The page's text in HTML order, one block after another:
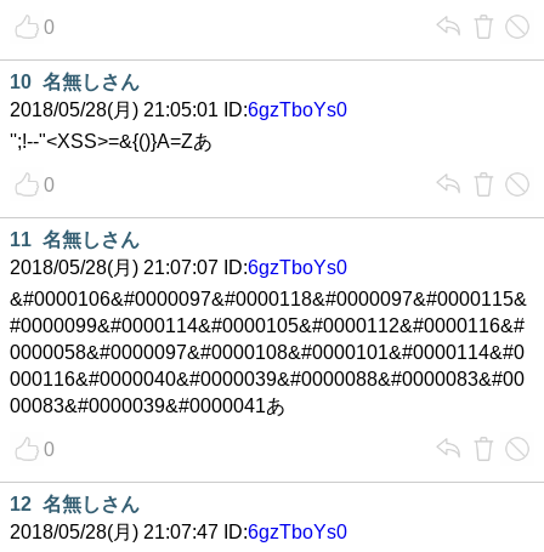
0
10 名無しさん
2018/05/28(月) 21:05:01 ID:6gzTboYs0
'';!--"<XSS>=&{()}A=Zあ
0
11 名無しさん
2018/05/28(月) 21:07:07 ID:6gzTboYs0
&#0000106&#0000097&#0000118&#0000097&#0000115&
#0000099&#0000114&#0000105&#0000112&#0000116&#
0000058&#0000097&#0000108&#0000101&#0000114&#0
000116&#0000040&#0000039&#0000088&#0000083&#00
00083&#0000039&#0000041あ
0
12 名無しさん
2018/05/28(月) 21:07:47 ID:6gzTboYs0